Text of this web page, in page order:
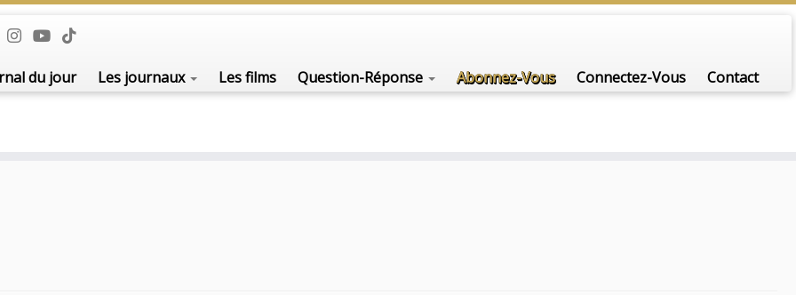
du jour Les journaux Les films Question-Réponse Abonnez-Vous Connectez-Vous Contact